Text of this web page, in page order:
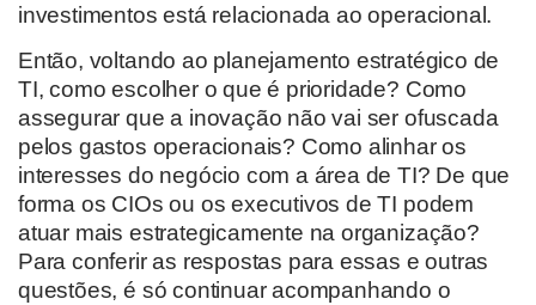
investimentos está relacionada ao operacional.
Então, voltando ao planejamento estratégico de
TI, como escolher o que é prioridade? Como
assegurar que a inovação não vai ser ofuscada
pelos gastos operacionais? Como alinhar os
interesses do negócio com a área de TI? De que
forma os CIOs ou os executivos de TI podem
atuar mais estrategicamente na organização?
Para conferir as respostas para essas e outras
questões, é só continuar acompanhando o